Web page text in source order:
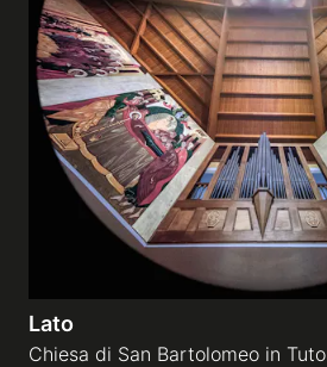
Lato
Chiesa di San Bartolomeo in Tuto